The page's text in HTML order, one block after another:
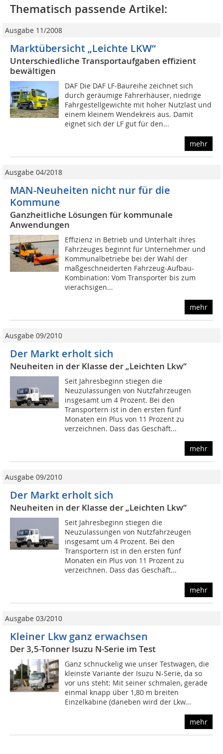
Thematisch passende Artikel:
Ausgabe 11/2008
Marktübersicht „Leichte LKW“
Unterschiedliche Transportaufgaben effizient
bewältigen
DAF Die DAF LF-Baureihe zeichnet sich
durch geräumige Fahrerhäuser, niedrige
Fahrgestellgewichte mit hoher Nutzlast und
einem kleinem Wendekreis aus. Damit
eignet sich der LF gut für den...
mehr
Ausgabe 04/2018
MAN-Neuheiten nicht nur für die
Kommune
Ganzheitliche Lösungen für kommunale
Anwendungen
Effizienz in Betrieb und Unterhalt ihres
Fahrzeuges beginnt für Unternehmer und
Kommunalbetriebe bei der Wahl der
maßgeschneiderten Fahrzeug-Aufbau-
Kombination: Vom Transporter bis zum
vierachsigen...
mehr
Ausgabe 09/2010
Der Markt erholt sich
Neuheiten in der Klasse der „Leichten Lkw“
Seit Jahresbeginn stiegen die
Neuzulassungen von Nutzfahrzeugen
insgesamt um 4 Prozent. Bei den
Transportern ist in den ersten fünf
Monaten ein Plus von 11 Prozent zu
verzeichnen. Dass das Geschäft...
mehr
Ausgabe 09/2010
Der Markt erholt sich
Neuheiten in der Klasse der „Leichten Lkw“
Seit Jahresbeginn stiegen die
Neuzulassungen von Nutzfahrzeugen
insgesamt um 4 Prozent. Bei den
Transportern ist in den ersten fünf
Monaten ein Plus von 11 Prozent zu
verzeichnen. Dass das Geschäft...
mehr
Ausgabe 03/2010
Kleiner Lkw ganz erwachsen
Der 3,5-Tonner Isuzu N-Serie im Test
Ganz schnuckelig wie unser Testwagen, die
kleinste Variante der Isuzu N-Serie, da so
vor uns steht: Mit seiner schmalen, gerade
einmal knapp über 1,80 m breiten
Einzelkabine (daneben wird der Lkw...
mehr